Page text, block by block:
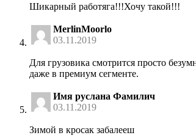
Шикарный работяга!!!Хочу такой!!!
MerlinMoorlo
03.11.2019
Для грузовика смотрится просто
даже в премиум сегменте.
Имя руслана Фамилич
03.11.2019
Зимой в кросак забалееш